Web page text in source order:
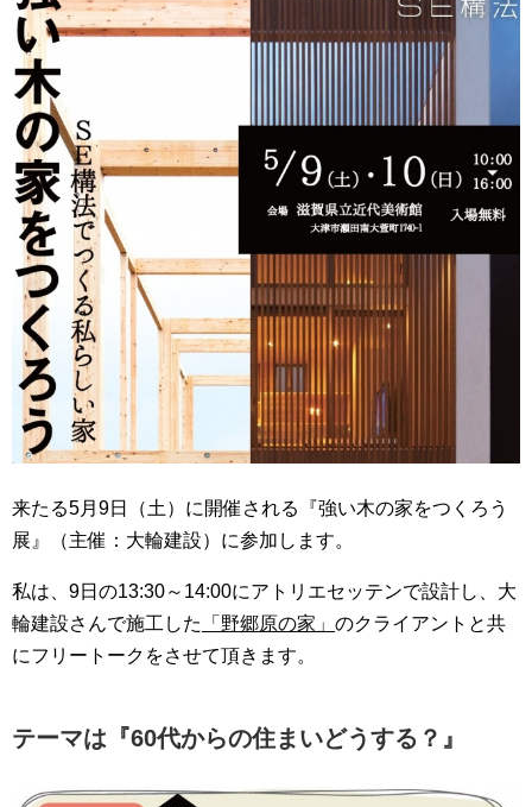
来たる5月9日（土）に開催される『強い木の家をつくろう
展』（主催：大輪建設）に参加します。
私は、9日の13:30～14:00にアトリエセッテンで設計し、大
輪建設さんで施工した
「野郷原の家」 のクライアントと共
にフリートークをさせて頂きます。
テーマは『60代からの住まいどうする？』